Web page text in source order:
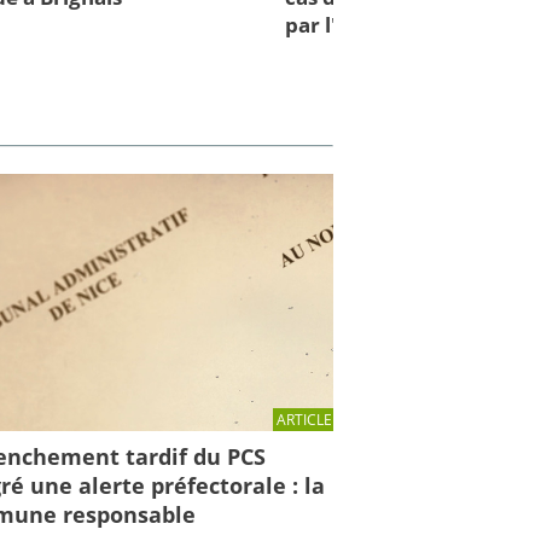
par l'IRMa et la mission
ARTICLE
tardif du PCS
une alerte préfectorale : la
responsable